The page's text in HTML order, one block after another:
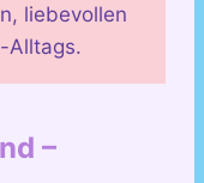
liebevollen
Alltags.
–